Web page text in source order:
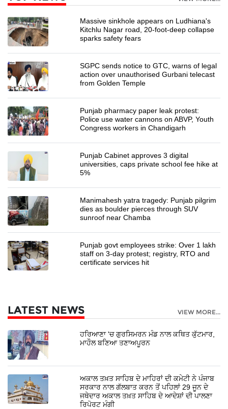
Massive sinkhole appears on Ludhiana's
Kitchlu Nagar road, 20-foot-deep collapse
sparks safety fears
SGPC sends notice to GTC, warns of legal
action over unauthorised Gurbani telecast
from Golden Temple
Punjab pharmacy paper leak protest:
Police use water cannons on ABVP, Youth
Congress workers in Chandigarh
Punjab Cabinet approves 3 digital
universities, caps private school fee hike at
5%
Manimahesh yatra tragedy: Punjab pilgrim
dies as boulder pierces through SUV
sunroof near Chamba
Punjab govt employees strike: Over 1 lakh
staff on 3-day protest; registry, RTO and
certificate services hit
LATEST NEWS VIEW MORE...
ਹਰਿਆਣਾ 'ਚ ਗੁਰਸਿਮਰਨ ਮੰਡ ਨਾਲ ਕਥਿਤ ਕੁੱਟਮਾਰ,
ਮਾਹੌਲ ਬਣਿਆ ਤਣਾਅਪੂਰਨ
ਅਕਾਲ ਤਖ਼ਤ ਸਾਹਿਬ ਦੇ ਮਾਹਿਰਾਂ ਦੀ ਕਮੇਟੀ ਨੇ ਪੰਜਾਬ
ਸਰਕਾਰ ਨਾਲ ਗੱਲਬਾਤ ਕਰਨ ਤੋਂ ਪਹਿਲਾਂ 29 ਜੂਨ ਦੇ
ਜਥੇਦਾਰ ਅਕਾਲ ਤਖ਼ਤ ਸਾਹਿਬ ਦੇ ਆਦੇਸ਼ਾਂ ਦੀ ਪਾਲਣਾ
ਰਿਪੋਰਟ ਮੰਗੀ